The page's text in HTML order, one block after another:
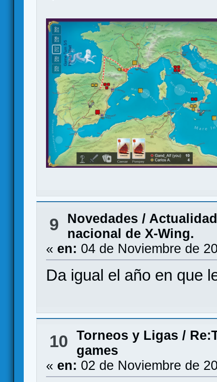
9
Novedades / Actualidad
nacional de X-Wing.
« en: 04 de Noviembre de
Da igual el año en que
10 Torneos y Ligas /
games
« en: 02 de Noviembre de